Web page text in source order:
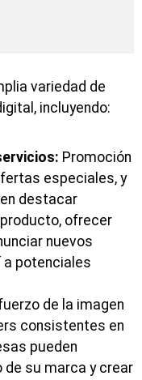
variedad de
incluyendo:
Promoción
especiales, y
destacar
ofrecer
nuevos
a potenciales
de la imagen
consistentes en
pueden
su marca y crear